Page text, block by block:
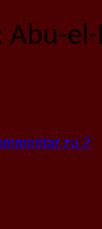
Abu-el-
zu 2